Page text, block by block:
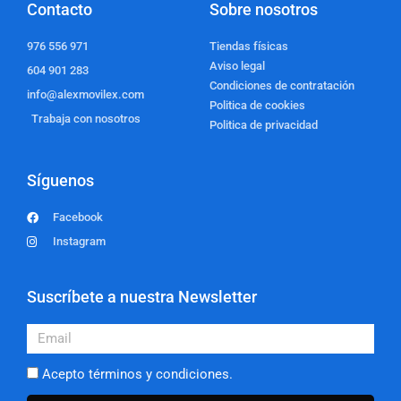
Contacto
976 556 971
604 901 283
info@alexmovilex.com
Trabaja con nosotros
Sobre nosotros
Tiendas físicas
Aviso legal
Condiciones de contratación
Politica de cookies
Politica de privacidad
Síguenos
Facebook
Instagram
Suscríbete a nuestra Newsletter
Email
Acepto términos y condiciones.